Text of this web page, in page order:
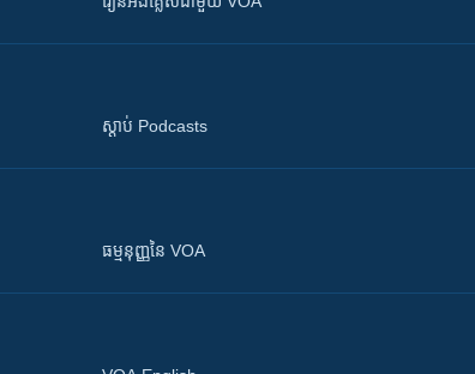
ស្តាប់ Podcasts
ធម្មនុញ្ញ​នៃ VOA